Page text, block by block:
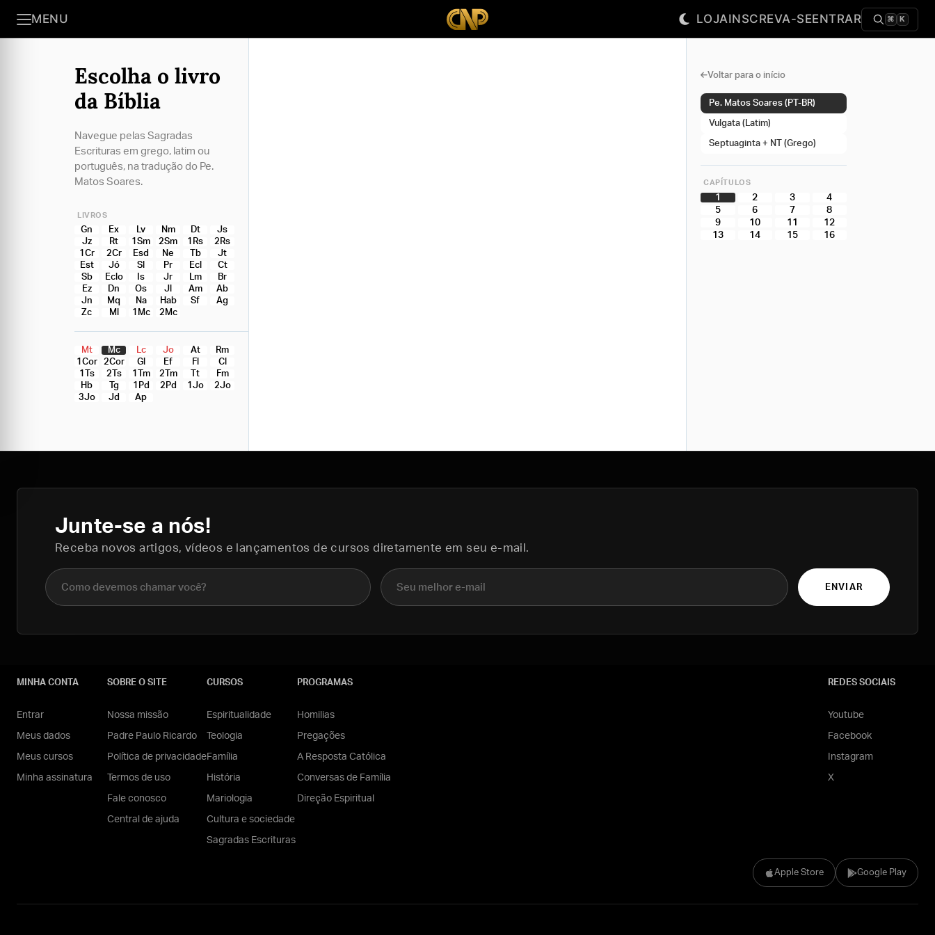
MENU LOJAINSCREVA-SEENTRAR ⌘ K
Escolha o livro
da Bíblia
Navegue pelas Sagradas
Escrituras em grego, latim ou
português, na tradução do Pe.
Matos Soares.
LIVROS
Gn Ex Lv Nm Dt
Js
Jz
Rt 1Sm 2Sm 1Rs
2Rs
1Cr
2Cr Esd Ne Tb
Jt
Est
Jó Sl Pr Ecl
Ct
Sb
Eclo Is Jr Lm
Br
Ez
Dn Os Jl Am
Ab
Jn
Mq Na Hab Sf
Ag
Zc
Ml 1Mc 2Mc
Mt Mc Lc Jo At
Rm
1Cor
2Cor Gl Ef Fl
Cl
1Ts
2Ts 1Tm 2Tm Tt
Fm
Hb
Tg 1Pd 2Pd 1Jo
2Jo
3Jo
Jd Ap
Voltar para o início
Pe. Matos Soares (PT-BR)
Vulgata (Latim)
Septuaginta + NT (Grego)
CAPÍTULOS
1 2 3
4
5
6 7
8
9
10 11
12
13
14 15 16
Junte-se a nós!
Receba novos artigos, vídeos e lançamentos de cursos diretamente em seu e-mail.
Nome completo E-mail
ENVIAR
Apple Store Google Play
MINHA CONTA
Entrar
Meus dados
Meus cursos
Minha assinatura
SOBRE O SITE
Nossa missão
Padre Paulo Ricardo
Política de privacidade
Termos de uso
Fale conosco
Central de ajuda
CURSOS
Espiritualidade
Teologia
Família
História
Mariologia
Cultura e sociedade
Sagradas Escrituras
PROGRAMAS
Homilias
Pregações
A Resposta Católica
Conversas de Família
Direção Espiritual
REDES SOCIAIS
Youtube
Facebook
Instagram
X